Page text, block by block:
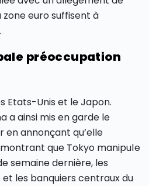
zone euro suffisent à
préoccupation
Etats-Unis et le Japon.
a ainsi mis en garde le
annonçant qu’elle
que Tokyo manipule
semaine dernière, les
les banquiers centraux du